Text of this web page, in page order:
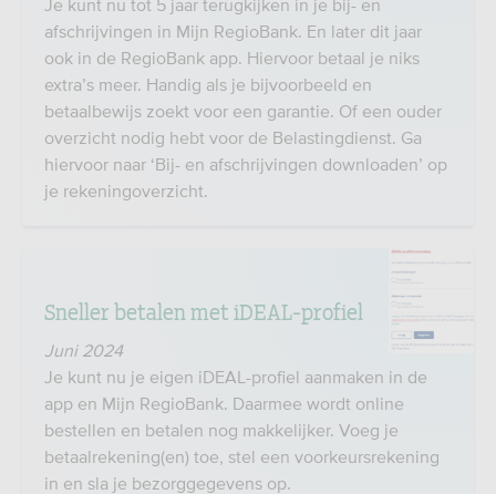
Je kunt nu tot 5 jaar terugkijken in je bij- en
afschrijvingen in Mijn RegioBank. En later dit jaar
ook in de RegioBank app. Hiervoor betaal je niks
extra’s meer. Handig als je bijvoorbeeld en
betaalbewijs zoekt voor een garantie. Of een ouder
overzicht nodig hebt voor de Belastingdienst. Ga
hiervoor naar ‘Bij- en afschrijvingen downloaden’ op
je rekeningoverzicht.
Sneller betalen met iDEAL-profiel
Juni 2024
Je kunt nu je eigen iDEAL-profiel aanmaken in de
app en Mijn RegioBank. Daarmee wordt online
bestellen en betalen nog makkelijker. Voeg je
betaalrekening(en) toe, stel een voorkeursrekening
in en sla je bezorggegevens op.